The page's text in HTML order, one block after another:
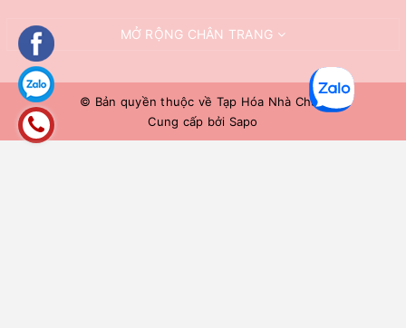
MỞ RỘNG CHÂN TRANG
© Bản quyền thuộc về Tạp Hóa Nhà Chuê
Cung cấp bởi Sapo